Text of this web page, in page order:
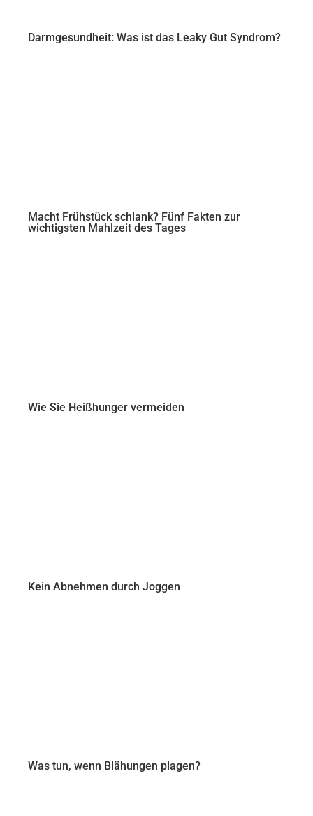
Darmgesundheit: Was ist das Leaky Gut Syndrom?
Macht Frühstück schlank? Fünf Fakten zur
wichtigsten Mahlzeit des Tages
Wie Sie Heißhunger vermeiden
Kein Abnehmen durch Joggen
Was tun, wenn Blähungen plagen?